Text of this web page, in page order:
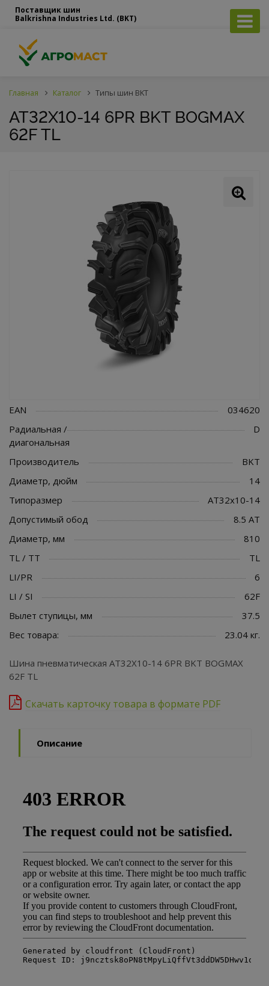
Поставщик шин
Balkrishna Industries Ltd. (BKT)
Главная Каталог Типы шин BKT
AT32X10-14 6PR BKT BOGMAX
62F TL
EAN
034620
Радиальная /
диагональная
D
Производитель
BKT
Диаметр, дюйм
14
Типоразмер
AT32x10-14
Допустимый обод
8.5 AT
Диаметр, мм
810
TL / TT
TL
LI/PR
6
LI / SI
62F
Вылет ступицы, мм
37.5
Вес товара:
23.04 кг.
Шина пневматическая AT32X10-14 6PR BKT BOGMAX
62F TL
Скачать карточку товара в формате PDF
Описание